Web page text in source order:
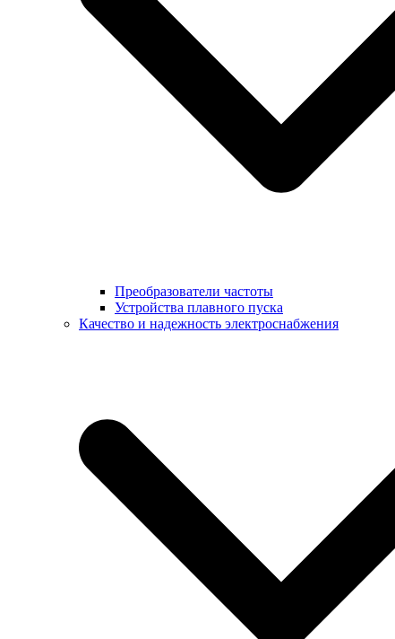
Преобразователи частоты
Устройства плавного пуска
Качество и надежность электроснабжения